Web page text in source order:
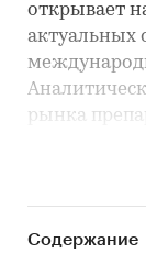
открывает
актуальных
рынка
(ПКР) В
мировых
Содержание